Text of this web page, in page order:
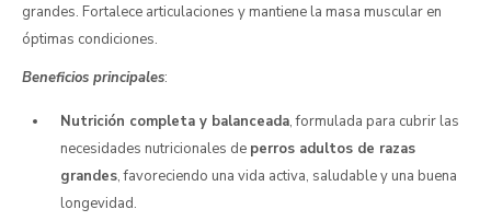
grandes. Fortalece articulaciones y mantiene la masa muscular en
óptimas condiciones.
Beneficios principales:
Nutrición completa y balanceada, formulada para cubrir las
necesidades nutricionales de perros adultos de razas
grandes, favoreciendo una vida activa, saludable y una buena
longevidad.